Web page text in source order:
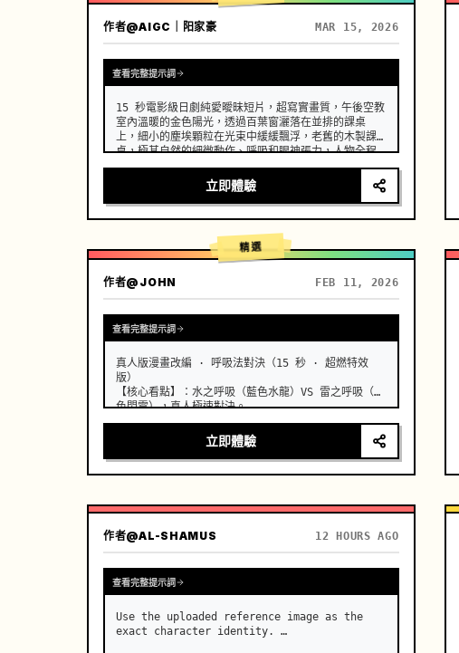
作者@AIGC｜阳家豪 MAR 15, 2026
查看完整提示詞
15 秒電影級日劇純愛曖昧短片，超寫實畫質，午後空教
室內溫暖的金色陽光，透過百葉窗灑落在並排的課桌
上，細小的塵埃顆粒在光束中緩緩飄浮，老舊的木製課
桌，極其自然的細微動作、呼吸和眼神張力，人物全程
保持一致的面部、服裝和髮型，沒有變形、漂移或瑕
疵，真實的胸部隨著呼吸輕微起伏，淺景深，奶油般模
糊的背景，溫暖的膠片顆粒感，8K 銳利，日系青春克制
的心動窒息感。 …
立即體驗
精選
作者@JOHN FEB 11, 2026
查看完整提示詞
真人版漫畫改編 · 呼吸法對決（15 秒 · 超燃特效
版）
【核心看點】：水之呼吸（藍色水龍）VS 雷之呼吸（金
色閃電），真人極速對決。 …
立即體驗
作者@AL-SHAMUS 12 HOURS AGO
查看完整提示詞
Use the uploaded reference image as the
exact character identity. …